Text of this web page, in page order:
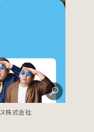
株式会社